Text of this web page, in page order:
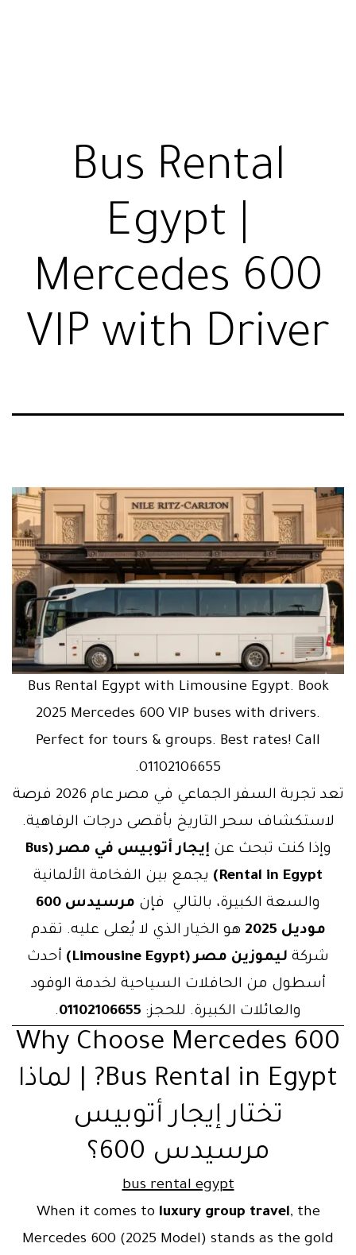
Bus Rental
Egypt |
Mercedes 600
VIP with Driver
Bus Rental Egypt with Limousine Egypt. Book
2025 Mercedes 600 VIP buses with drivers.
Perfect for tours & groups. Best rates! Call
01102106655.
تعد تجربة السفر الجماعي في مصر عام 2026 فرصة
لاستكشاف سحر التاريخ بأقصى درجات الرفاهية.
وإذا كنت تبحث عن
إيجار أتوبيس في مصر (Bus
Rental in Egypt)
يجمع بين الفخامة الألمانية
والسعة الكبيرة، بالتالي فإن
مرسيدس 600
موديل 2025
هو الخيار الذي لا يُعلى عليه. تقدم
شركة ليموزين مصر (Limousine Egypt)
أحدث
أسطول من الحافلات السياحية لخدمة الوفود
والعائلات الكبيرة. للحجز: 01102106655
.
Why Choose Mercedes 600
Bus Rental in Egypt? | لماذا
تختار إيجار أتوبيس
مرسيدس 600؟
bus rental egypt
When it comes to luxury group travel, the
Mercedes 600 (2025 Model) stands as the gold